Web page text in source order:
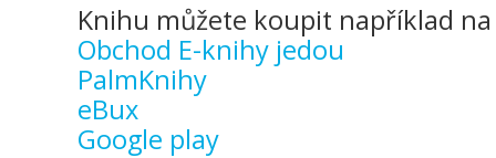
Knihu můžete koupit například
Obchod E-knihy jedou
PalmKnihy
eBux
Google play